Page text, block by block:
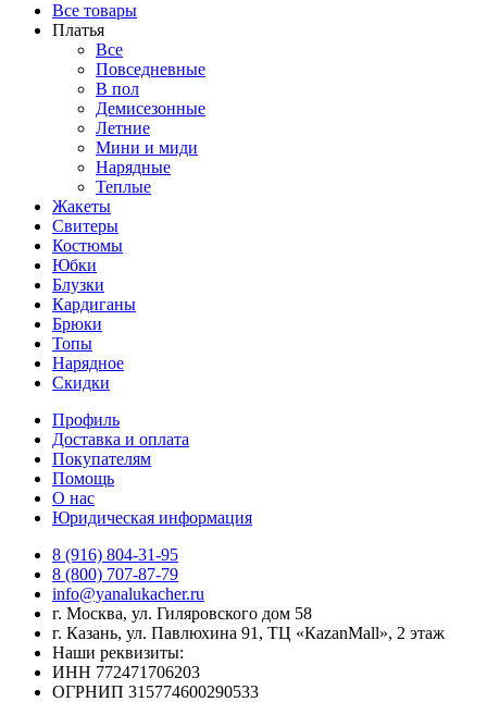
Все товары
Платья
Все
Повседневные
В пол
Демисезонные
Летние
Мини и миди
Нарядные
Теплые
Жакеты
Свитеры
Костюмы
Юбки
Блузки
Кардиганы
Брюки
Топы
Нарядное
Скидки
Профиль
Доставка и оплата
Покупателям
Помощь
О нас
Юридическая информация
8 (916) 804-31-95
8 (800) 707-87-79
info@yanalukacher.ru
г. Москва, ул. Гиляровского дом 58
г. Казань, ул. Павлюхина 91, ТЦ «КazanMall», 2 этаж
Наши реквизиты:
ИНН 772471706203
ОГРНИП 315774600290533